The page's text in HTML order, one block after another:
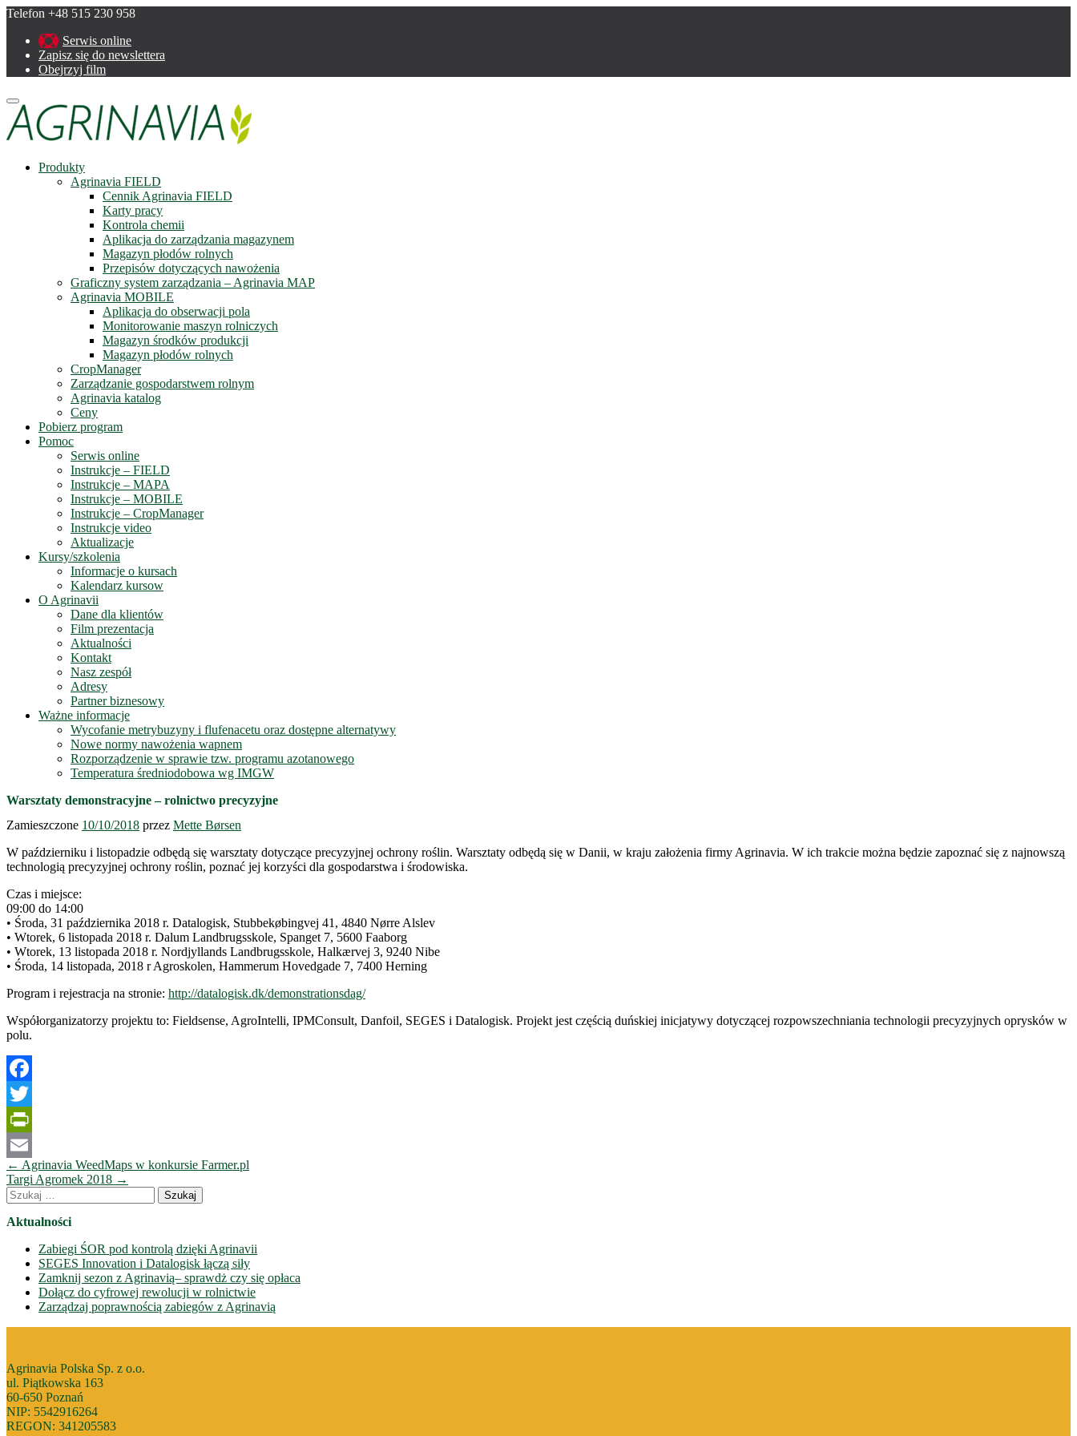
Telefon +48 515 230 958
Serwis online
Zapisz się do newslettera
Obejrzyj film
Menu
Produkty
Agrinavia FIELD
Cennik Agrinavia FIELD
Karty pracy
Kontrola chemii
Aplikacja do zarządzania magazynem
Magazyn płodów rolnych
Przepisów dotyczących nawożenia
Graficzny system zarządzania – Agrinavia MAP
Agrinavia MOBILE
Aplikacja do obserwacji pola
Monitorowanie maszyn rolniczych
Magazyn środków produkcji
Magazyn płodów rolnych
CropManager
Zarządzanie gospodarstwem rolnym
Agrinavia katalog
Ceny
Pobierz program
Pomoc
Serwis online
Instrukcje – FIELD
Instrukcje – MAPA
Instrukcje – MOBILE
Instrukcje – CropManager
Instrukcje video
Aktualizacje
Kursy/szkolenia
Informacje o kursach
Kalendarz kursow
O Agrinavii
Dane dla klientów
Film prezentacja
Aktualności
Kontakt
Nasz zespół
Adresy
Partner biznesowy
Ważne informacje
Wycofanie metrybuzyny i flufenacetu oraz dostępne alternatywy
Nowe normy nawożenia wapnem
Rozporządzenie w sprawie tzw. programu azotanowego
Temperatura średniodobowa wg IMGW
Warsztaty demonstracyjne – rolnictwo precyzyjne
Zamieszczone 10/10/2018 przez Mette Børsen
W październiku i listopadzie odbędą się warsztaty dotyczące precyzyjnej ochrony roślin. Warsztaty odbędą się w Danii, w kraju założenia firmy Agrinavia. W ich trakcie można będzie zapoznać się z najnowszą
technologią precyzyjnej ochrony roślin, poznać jej korzyści dla gospodarstwa i środowiska.
Czas i miejsce:
09:00 do 14:00
• Środa, 31 października 2018 r. Datalogisk, Stubbekøbingvej 41, 4840 Nørre Alslev
• Wtorek, 6 listopada 2018 r. Dalum Landbrugsskole, Spanget 7, 5600 Faaborg
• Wtorek, 13 listopada 2018 r. Nordjyllands Landbrugsskole, Halkærvej 3, 9240 Nibe
• Środa, 14 listopada, 2018 r Agroskolen, Hammerum Hovedgade 7, 7400 Herning
Program i rejestracja na stronie: http://datalogisk.dk/demonstrationsdag/
Współorganizatorzy projektu to: Fieldsense, AgroIntelli, IPMConsult, Danfoil, SEGES i Datalogisk. Projekt jest częścią duńskiej inicjatywy dotyczącej rozpowszechniania technologii precyzyjnych oprysków w
polu.
Facebook
Twitter
PrintFriendly
Email
Nawigacja
wpisów
← Agrinavia WeedMaps w konkursie Farmer.pl
Targi Agromek 2018 →
Szukaj:
Aktualności
Zabiegi ŚOR pod kontrolą dzięki Agrinavii
SEGES Innovation i Datalogisk łączą siły
Zamknij sezon z Agrinavią– sprawdż czy się opłaca
Dołącz do cyfrowej rewolucji w rolnictwie
Zarządzaj poprawnością zabiegów z Agrinavią
Agrinavia Polska Sp. z o.o.
ul. Piątkowska 163
60-650 Poznań
NIP: 5542916264
REGON: 341205583